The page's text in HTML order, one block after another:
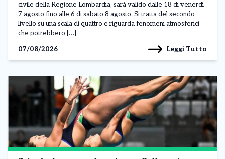
civile della Regione Lombardia, sarà valido dalle 18 di venerdì
7 agosto fino alle 6 di sabato 8 agosto. Si tratta del secondo
livello su una scala di quattro e riguarda fenomeni atmosferici
che potrebbero […]
07/08/2026
Leggi Tutto